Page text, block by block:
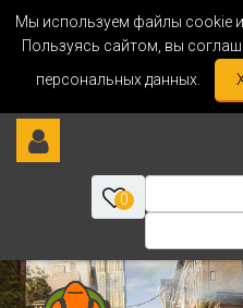
Мы используем файлы cookie и
Пользуясь сайтом, вы
персональных данных.
0